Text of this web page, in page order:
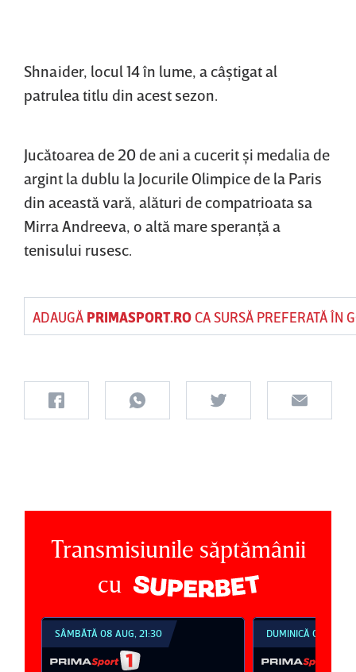
Shnaider, locul 14 în lume, a câştigat al
patrulea titlu din acest sezon.
Jucătoarea de 20 de ani a cucerit şi medalia de
argint la dublu la Jocurile Olimpice de la Paris
din această vară, alături de compatrioata sa
Mirra Andreeva, o altă mare speranţă a
tenisului rusesc.
ADAUGĂ PRIMASPORT.ROCA SURSĂ PREFERATĂ ÎN
Transmisiunile săptămânii
cu
SÂMBĂTĂ 08 AUG, 21:30 DUMINICĂ 09 AUG,